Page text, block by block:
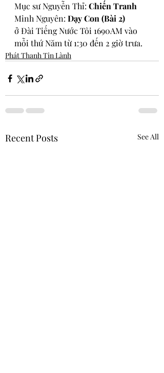
Mục sư Nguyễn Thỉ: Chiến Tranh
Minh Nguyên: Dạy Con (Bài 2)
ở Đài Tiếng Nước Tôi 1690AM vào
mỗi thứ Năm từ 1:30 đến 2 giờ trưa.
Phát Thanh Tin Lành
Recent Posts See All